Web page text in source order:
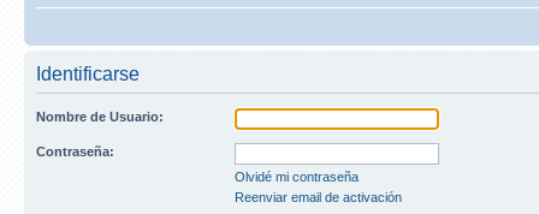
Identificarse
Nombre de Usuario:
Contraseña:
Olvidé mi contraseña
Reenviar email de activación